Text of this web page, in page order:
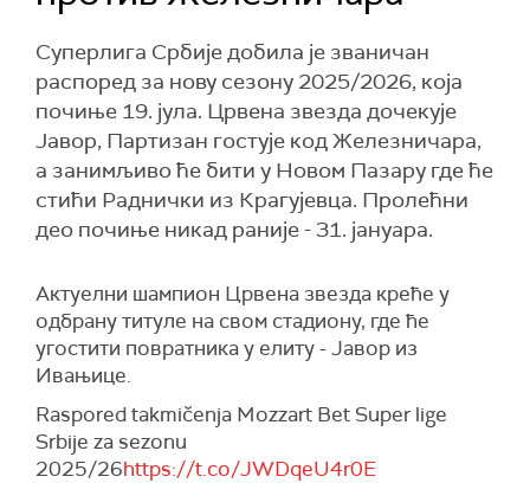
Суперлига Србије добила је званичан
распоред за нову сезону 2025/2026, која
почиње 19. јула. Црвена звезда дочекује
Јавор, Партизан гостује код Железничара,
а занимљиво ће бити у Новом Пазару где ће
стићи Раднички из Крагујевца. Пролећни
део почиње никад раније - 31. јануара.
Актуелни шампион Црвена звезда креће у
одбрану титуле на свом стадиону, где ће
угостити повратника у елиту - Јавор из
Ивањице.
Raspored takmičenja Mozzart Bet Super lige
Srbije za sezonu
2025/26https://t.co/JWDqeU4r0E